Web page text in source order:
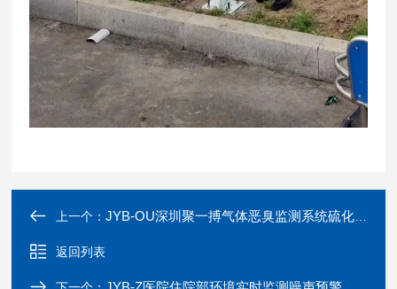
上一个：JYB-OU深圳聚一搏气体恶臭监测系统硫化氢检测器
返回列表